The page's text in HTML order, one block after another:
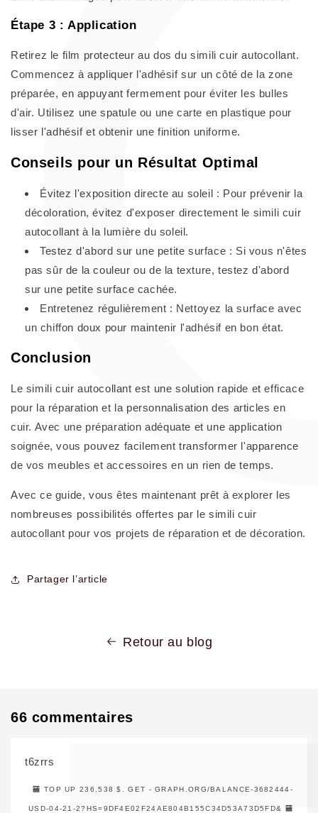
Étape 3 : Application
Retirez le film protecteur au dos du simili cuir autocollant.
Commencez à appliquer l'adhésif sur un côté de la zone
préparée, en appuyant fermement pour éviter les bulles
d'air. Utilisez une spatule ou une carte en plastique pour
lisser l'adhésif et obtenir une finition uniforme.
Conseils pour un Résultat Optimal
Évitez l'exposition directe au soleil : Pour prévenir la
décoloration, évitez d'exposer directement le simili cuir
autocollant à la lumière du soleil.
Testez d'abord sur une petite surface : Si vous n'êtes
pas sûr de la couleur ou de la texture, testez d'abord
sur une petite surface cachée.
Entretenez régulièrement : Nettoyez la surface avec
un chiffon doux pour maintenir l'adhésif en bon état.
Conclusion
Le simili cuir autocollant est une solution rapide et efficace
pour la réparation et la personnalisation des articles en
cuir. Avec une préparation adéquate et une application
soignée, vous pouvez facilement transformer l'apparence
de vos meubles et accessoires en un rien de temps.
Avec ce guide, vous êtes maintenant prêt à explorer les
nombreuses possibilités offertes par le simili cuir
autocollant pour vos projets de réparation et de décoration.
Partager l’article
Retour au blog
66 commentaires
t6zrrs
🏧 TOP UP 236,538 $. GET - GRAPH.ORG/BALANCE-3682444-
USD-04-21-2?HS=9DF4E02F24AE804B155C34D53A73D5FD& 🏧